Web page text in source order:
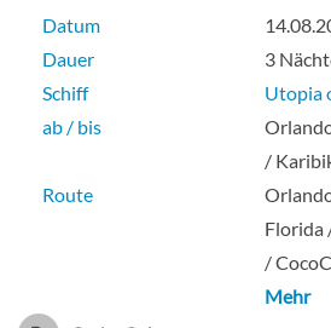
Datum
Dauer
3
Schiff
Utopia
ab / bis
/
Route
Florida
/
Mehr